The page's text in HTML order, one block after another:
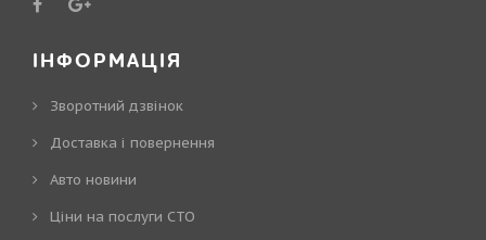
ІНФОРМАЦІЯ
Зворотний дзвінок
Доставка і повернення
Авто новини
Ціни на послуги СТО